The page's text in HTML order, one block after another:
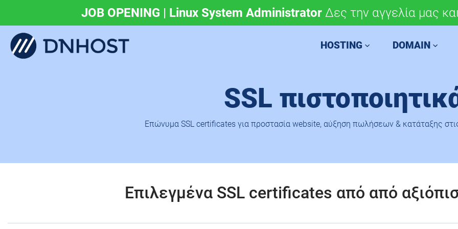
JOB OPENING | Linux System Administrator Δες την αγγελία μας
.eu & .ευ domains μόνο 4,90 €/έτος. Χάραξε την ευρωπαϊκή
HOSTING DOMAIN
SSL
Eπώνυμα SSL certificates για προστασία website, αύξηση πωλήσεων & κατάταξης
Επιλεγμένα SSL certificates από από